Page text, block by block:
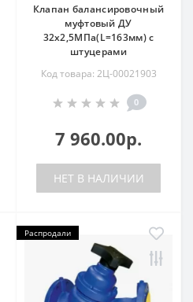
Клапан балансировочный
муфтовый ДУ
32х2,5МПа(L=163мм) с
штуцерами
Код товара: 2Ц-00021903
0
7 960.00р.
НЕТ В НАЛИЧИИ
Распродали